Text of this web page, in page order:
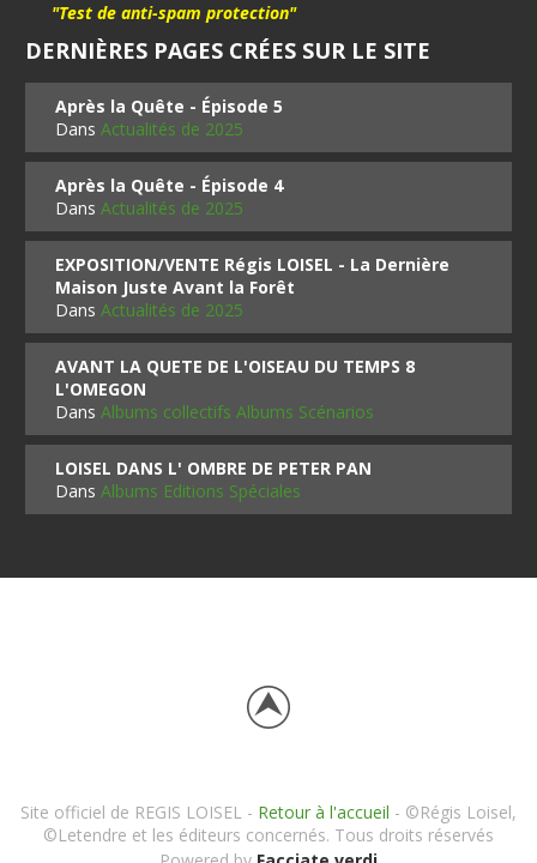
"Test de anti-spam protection"
DERNIÈRES PAGES CRÉES SUR LE SITE
Après la Quête - Épisode 5
DansActualités de 2025
Après la Quête - Épisode 4
DansActualités de 2025
EXPOSITION/VENTE Régis LOISEL - La Dernière
Maison Juste Avant la Forêt
DansActualités de 2025
AVANT LA QUETE DE L'OISEAU DU TEMPS 8
L'OMEGON
DansAlbums collectifs Albums Scénarios
LOISEL DANS L' OMBRE DE PETER PAN
DansAlbums Editions Spéciales
Site officiel de REGIS LOISEL - Retour à l'accueil - ©Régis Loisel,
©Letendre et les éditeurs concernés. Tous droits réservés